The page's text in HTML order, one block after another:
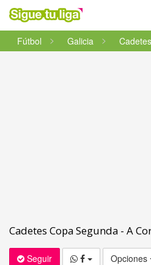
Fútbol
Galicia Cadetes
Cadetes Copa Segunda - A
Seguir Opciones